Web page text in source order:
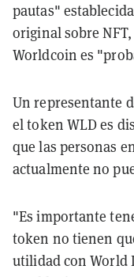
pautas"
original sobre
Worldcoin es
Un representante
el token WLD es
que las personas
actualmente no
"Es importante
token no tienen
utilidad con World